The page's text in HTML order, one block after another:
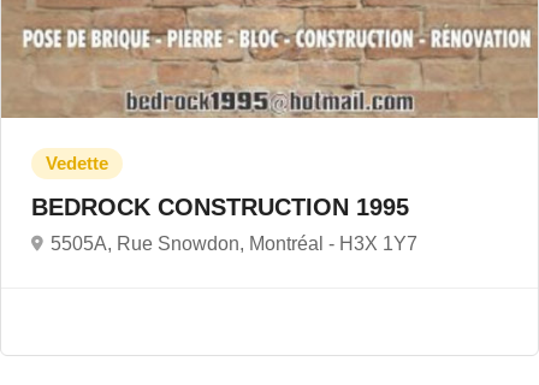
BEDROCK CONSTRUCTION 1995
5505A, Rue Snowdon, Montréal - H3X 1Y7